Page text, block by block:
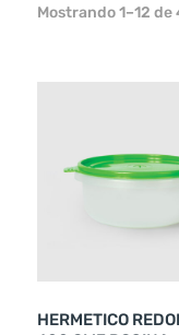
Mostrando 1–12
HERMETICO